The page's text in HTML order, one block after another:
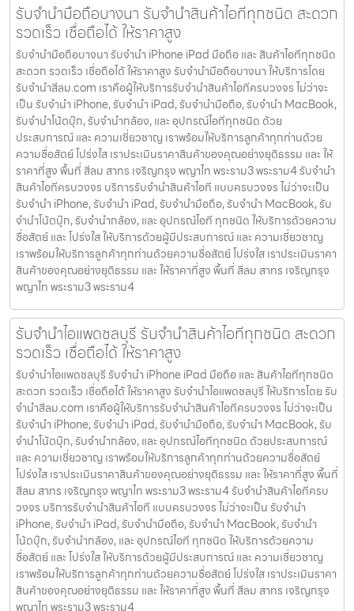
รับจำนำมือถือบางนา รับจำนำสินค้าไอทีทุกชนิด สะดวก
รวดเร็ว เชื่อถือได้ ให้ราคาสูง
รับจำนำมือถือบางนา รับจำนำ iPhone iPad มือถือ และ สินค้าไอทีทุกชนิด
สะดวก รวดเร็ว เชื่อถือได้ ให้ราคาสูง รับจำนำมือถือบางนา ให้บริการโดย
รับจํานําสีลม.com เราคือผู้ให้บริการรับจำนำสินค้าไอทีครบวงจร ไม่ว่าจะ
เป็น รับจำนำ iPhone, รับจำนำ iPad, รับจำนำมือถือ, รับจำนำ MacBook,
รับจำนำโน้ตบุ๊ก, รับจำนำกล้อง, และ อุปกรณ์ไอทีทุกชนิด ด้วย
ประสบการณ์ และ ความเชี่ยวชาญ เราพร้อมให้บริการลูกค้าทุกท่านด้วย
ความซื่อสัตย์ โปร่งใส เราประเมินราคาสินค้าของคุณอย่างยุติธรรม และ ให้
ราคาที่สูง พื้นที่ สีลม สาทร เจริญกรุง พญาไท พระราม3 พระราม4 รับจำนำ
สินค้าไอทีครบวงจร บริการรับจำนำสินค้าไอที แบบครบวงจร ไม่ว่าจะเป็น
รับจำนำ iPhone, รับจำนำ iPad, รับจำนำมือถือ, รับจำนำ MacBook, รับ
จำนำโน้ตบุ๊ก, รับจำนำกล้อง, และ อุปกรณ์ไอที ทุกชนิด ให้บริการด้วยความ
ซื่อสัตย์ และ โปร่งใส ให้บริการด้วยผู้มีประสบการณ์ และ ความเชี่ยวชาญ
เราพร้อมให้บริการลูกค้าทุกท่านด้วยความซื่อสัตย์ โปร่งใส เราประเมินราคา
สินค้าของคุณอย่างยุติธรรม และ ให้ราคาที่สูง พื้นที่ สีลม สาทร เจริญกรุง
พญาไท พระราม3 พระราม4
รับจำนำไอแพดชลบุรี รับจำนำสินค้าไอทีทุกชนิด สะดวก
รวดเร็ว เชื่อถือได้ ให้ราคาสูง
รับจำนำไอแพดชลบุรี รับจำนำ iPhone iPad มือถือ และ สินค้าไอทีทุกชนิด
สะดวก รวดเร็ว เชื่อถือได้ ให้ราคาสูง รับจำนำไอแพดชลบุรี ให้บริการโดย รับ
จํานําสีลม.com เราคือผู้ให้บริการรับจำนำสินค้าไอทีครบวงจร ไม่ว่าจะเป็น
รับจำนำ iPhone, รับจำนำ iPad, รับจำนำมือถือ, รับจำนำ MacBook, รับ
จำนำโน้ตบุ๊ก, รับจำนำกล้อง, และ อุปกรณ์ไอทีทุกชนิด ด้วยประสบการณ์
และ ความเชี่ยวชาญ เราพร้อมให้บริการลูกค้าทุกท่านด้วยความซื่อสัตย์
โปร่งใส เราประเมินราคาสินค้าของคุณอย่างยุติธรรม และ ให้ราคาที่สูง พื้นที่
สีลม สาทร เจริญกรุง พญาไท พระราม3 พระราม4 รับจำนำสินค้าไอทีครบ
วงจร บริการรับจำนำสินค้าไอที แบบครบวงจร ไม่ว่าจะเป็น รับจำนำ
iPhone, รับจำนำ iPad, รับจำนำมือถือ, รับจำนำ MacBook, รับจำนำ
โน้ตบุ๊ก, รับจำนำกล้อง, และ อุปกรณ์ไอที ทุกชนิด ให้บริการด้วยความ
ซื่อสัตย์ และ โปร่งใส ให้บริการด้วยผู้มีประสบการณ์ และ ความเชี่ยวชาญ
เราพร้อมให้บริการลูกค้าทุกท่านด้วยความซื่อสัตย์ โปร่งใส เราประเมินราคา
สินค้าของคุณอย่างยุติธรรม และ ให้ราคาที่สูง พื้นที่ สีลม สาทร เจริญกรุง
พญาไท พระราม3 พระราม4